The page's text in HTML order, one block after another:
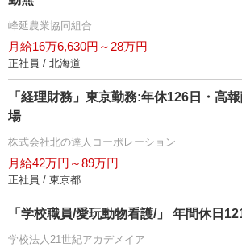
峰延農業協同組合
月給16万6,630円～28万円
正社員 / 北海道
「経理財務」東京勤務:年休126日・高
場
株式会社北の達人コーポレーション
月給42万円～89万円
正社員 / 東京都
「学校職員/愛玩動物看護/」 年間休日
学校法人21世紀アカデメイア